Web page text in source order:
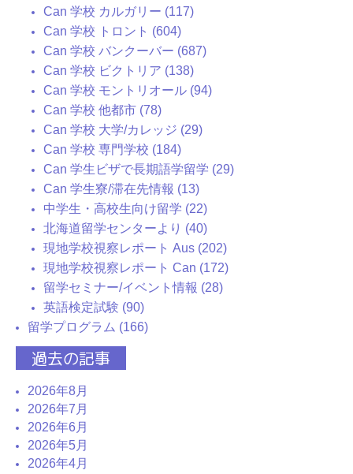
Can 学校 カルガリー (117)
Can 学校 トロント (604)
Can 学校 バンクーバー (687)
Can 学校 ビクトリア (138)
Can 学校 モントリオール (94)
Can 学校 他都市 (78)
Can 学校 大学/カレッジ (29)
Can 学校 専門学校 (184)
Can 学生ビザで長期語学留学 (29)
Can 学生寮/滞在先情報 (13)
中学生・高校生向け留学 (22)
北海道留学センターより (40)
現地学校視察レポート Aus (202)
現地学校視察レポート Can (172)
留学セミナー/イベント情報 (28)
英語検定試験 (90)
留学プログラム (166)
過去の記事
2026年8月
2026年7月
2026年6月
2026年5月
2026年4月